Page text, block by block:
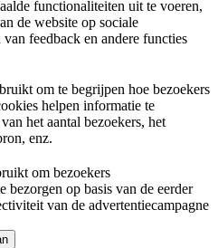
functionaliteiten uit te voeren,
de website op sociale
feedback en andere functies
om te begrijpen hoe bezoekers
helpen informatie te
het aantal bezoekers, het
enz.
om bezoekers
bezorgen op basis van de eerder
van de advertentiecampagne